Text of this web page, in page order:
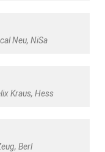
Neu, NiSa
Kraus, Hess
Berl